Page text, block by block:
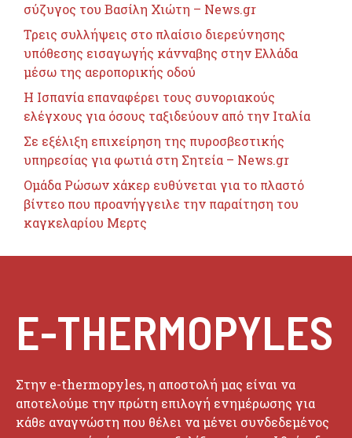
σύζυγος του Βασίλη Χιώτη – News.gr
Τρεις συλλήψεις στο πλαίσιο διερεύνησης
υπόθεσης εισαγωγής κάνναβης στην Ελλάδα
μέσω της αεροπορικής οδού
H Ισπανία επαναφέρει τους συνοριακούς
ελέγχους για όσους ταξιδεύουν από την Ιταλία
Σε εξέλιξη επιχείρηση της πυροσβεστικής
υπηρεσίας για φωτιά στη Σητεία – News.gr
Ομάδα Ρώσων χάκερ ευθύνεται για το πλαστό
βίντεο που προανήγγειλε την παραίτηση του
καγκελαρίου Μερτς
E-THERMOPYLES
Στην e-thermopyles, η αποστολή μας είναι να
αποτελούμε την πρώτη επιλογή ενημέρωσης για
κάθε αναγνώστη που θέλει να μένει συνδεδεμένος